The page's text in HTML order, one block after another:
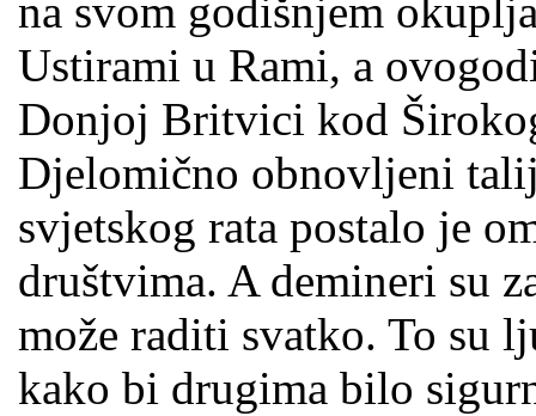
na svom godišnjem
Ustirami u Rami, a
Donjoj Britvici kod
Djelomično obnovljeni
svjetskog rata postalo je
društvima. A demineri su
može raditi svatko. To su
kako bi drugima bilo